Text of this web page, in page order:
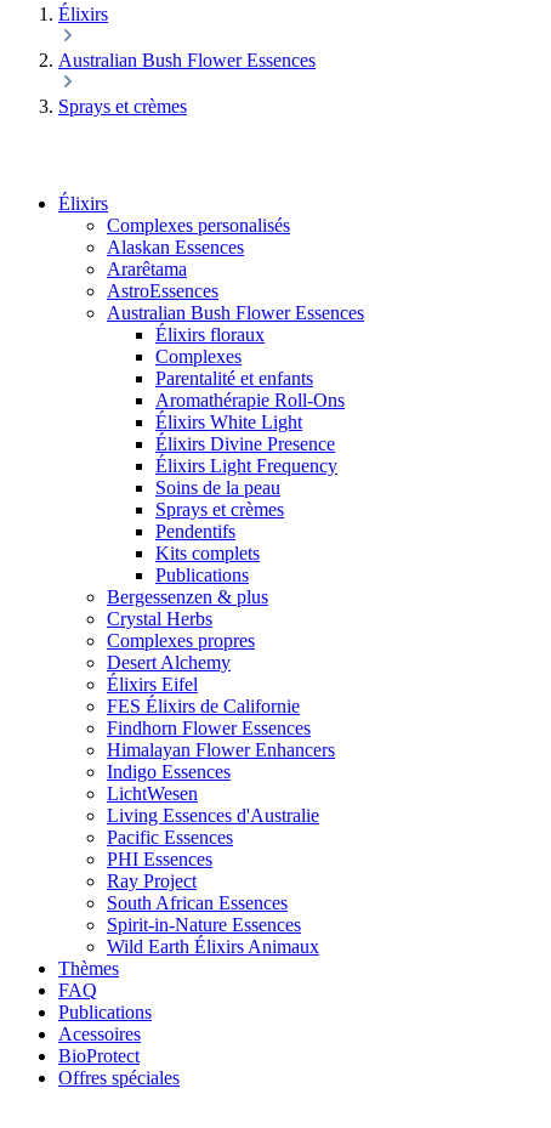
Élixirs
Australian Bush Flower Essences
Sprays et crèmes
Élixirs
Complexes personalisés
Alaskan Essences
Ararêtama
AstroEssences
Australian Bush Flower Essences
Élixirs floraux
Complexes
Parentalité et enfants
Aromathérapie Roll-Ons
Élixirs White Light
Élixirs Divine Presence
Élixirs Light Frequency
Soins de la peau
Sprays et crèmes
Pendentifs
Kits complets
Publications
Bergessenzen & plus
Crystal Herbs
Complexes propres
Desert Alchemy
Élixirs Eifel
FES Élixirs de Californie
Findhorn Flower Essences
Himalayan Flower Enhancers
Indigo Essences
LichtWesen
Living Essences d'Australie
Pacific Essences
PHI Essences
Ray Project
South African Essences
Spirit-in-Nature Essences
Wild Earth Élixirs Animaux
Thèmes
FAQ
Publications
Acessoires
BioProtect
Offres spéciales